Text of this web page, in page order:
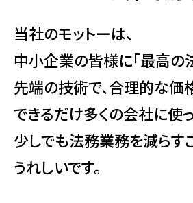
当社のモットーは、
中小企業の皆様に「最高の
先端の技術で、合理的な価
できるだけ多くの会社に使
少しでも法務業務を減らす
うれしいです。